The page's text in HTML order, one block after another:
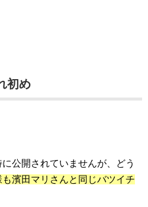
初め
公開されていませんが、どう
濱田マリさんと同じバツイチ